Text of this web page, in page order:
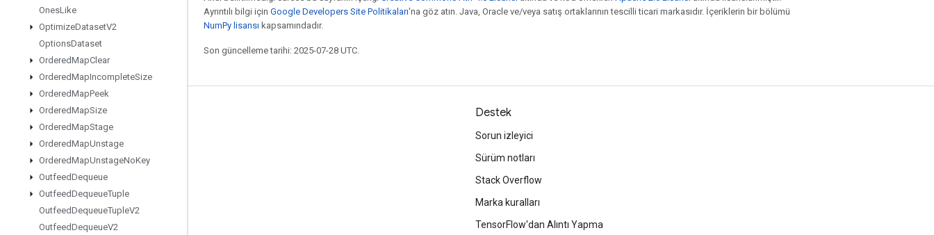
OnesLike
OptimizeDatasetV2
OptionsDataset
OrderedMapClear
OrderedMapIncompleteSize
OrderedMapPeek
OrderedMapSize
OrderedMapStage
OrderedMapUnstage
OrderedMapUnstageNoKey
OutfeedDequeue
OutfeedDequeueTuple
OutfeedDequeueTupleV2
OutfeedDequeueV2
Ayrıntılı bilgi için Google Developers Site Politikaları'na göz atın. Java, Oracle ve/veya satış ortaklarının tescilli ticari markasıdır. İçeriklerin bir bölümü
NumPy lisansı kapsamındadır.
Son güncelleme tarihi: 2025-07-28 UTC.
Bağlı kalma
Forum
GitHub
YouTube
Destek
Sorun izleyici
Sürüm notları
Stack Overflow
Marka kuralları
TensorFlow'dan Alıntı Yapma